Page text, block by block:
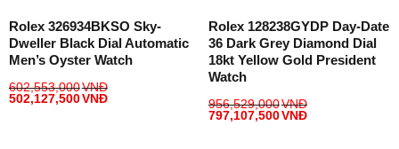
Rolex 326934BKSO Sky-
Dweller Black Dial Automatic
Men’s Oyster Watch
602,553,000VNĐ
502,127,500VNĐ
Rolex 128238GYDP Day-Date
36 Dark Grey Diamond Dial
18kt Yellow Gold President
Watch
956,529,000VNĐ
797,107,500VNĐ